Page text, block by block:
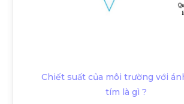
Chiết suất của môi trường với
tím là gì ?